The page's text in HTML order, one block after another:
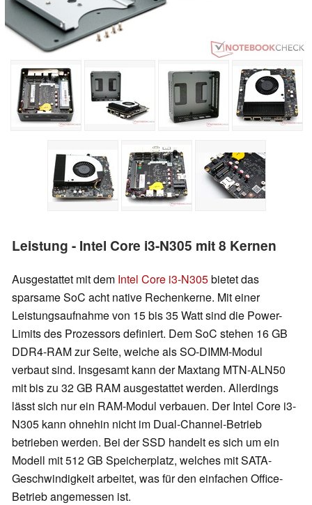
Leistung - Intel Core i3-N305 mit 8 Kernen
Ausgestattet mit dem Intel Core i3-N305bietet das
sparsame SoC acht native Rechenkerne. Mit einer
Leistungsaufnahme von 15 bis 35 Watt sind die Power-
Limits des Prozessors definiert. Dem SoC stehen 16 GB
DDR4-RAM zur Seite, welche als SO-DIMM-Modul
verbaut sind. Insgesamt kann der Maxtang MTN-ALN50
mit bis zu 32 GB RAM ausgestattet werden. Allerdings
lässt sich nur ein RAM-Modul verbauen. Der Intel Core i3-
N305 kann ohnehin nicht im Dual-Channel-Betrieb
betrieben werden. Bei der SSD handelt es sich um ein
Modell mit 512 GB Speicherplatz, welches mit SATA-
Geschwindigkeit arbeitet, was für den einfachen Office-
Betrieb angemessen ist.